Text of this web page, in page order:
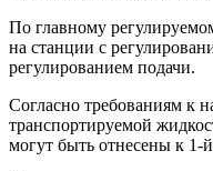
По главному
на станции с
регулированием подачи.
Согласно требованиям к
транспортируемой
могут быть отнесены к 1-